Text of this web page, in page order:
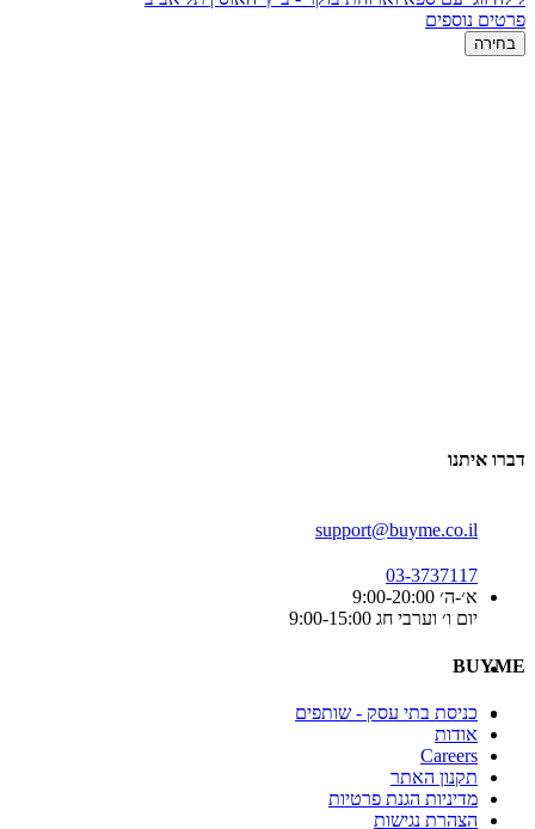
פרטים נוספים
בחירה
דברו איתנו
support@buyme.co.il
03-3737117
א׳-ה׳ 9:00-20:00
יום ו׳ וערבי חג 9:00-15:00
BUYME
כניסת בתי עסק - שותפים
אודות
Careers
תקנון האתר
מדיניות הגנת פרטיות
הצהרת נגישות